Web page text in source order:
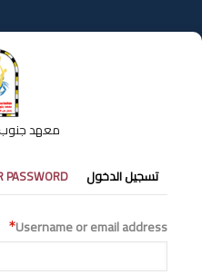
إلى
المحتوى
معهد جنوب
التبويبات
الأساسية
تسجيل الدخول PASSWORD
Username or email address